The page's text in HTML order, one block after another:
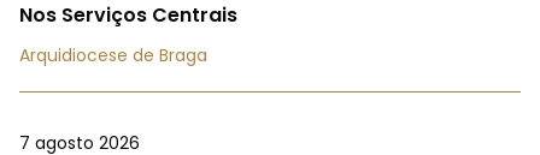
Nos Serviços Centrais
Arquidiocese de Braga
7 agosto 2026